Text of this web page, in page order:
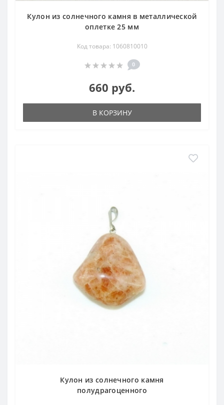
Кулон из солнечного камня в металлической
оплетке 25 мм
Код товара: 1060810010
0
660 руб.
В КОРЗИНУ
Кулон из солнечного камня
полудрагоценного